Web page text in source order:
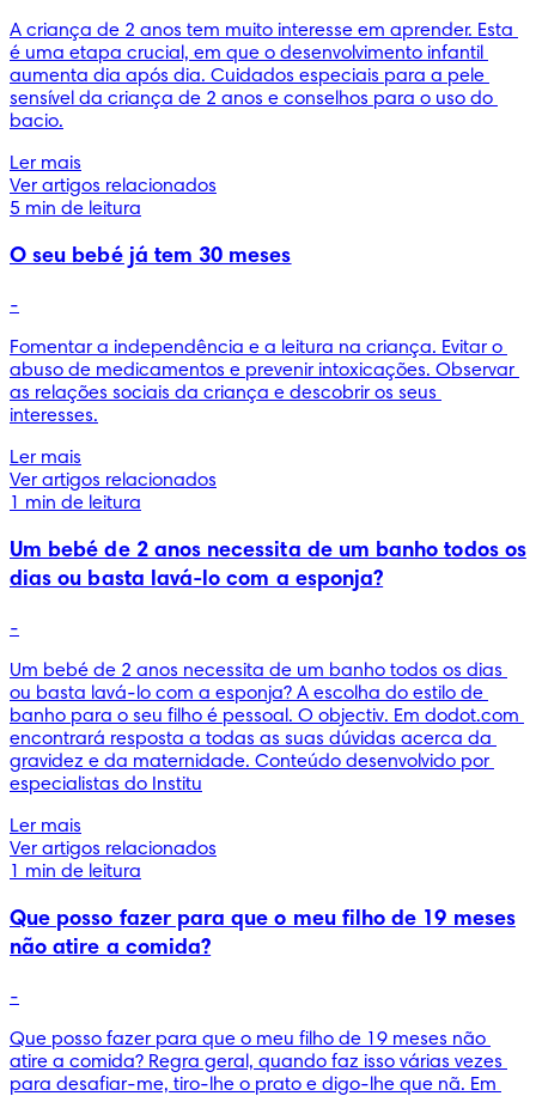
A criança de 2 anos tem muito interesse em aprender. Esta
é uma etapa crucial, em que o desenvolvimento infantil
aumenta dia após dia. Cuidados especiais para a pele
sensível da criança de 2 anos e conselhos para o uso do
bacio.
Ler mais
Ver artigos relacionados
5 min de leitura
O seu bebé já tem 30 meses
-
Fomentar a independência e a leitura na criança. Evitar o
abuso de medicamentos e prevenir intoxicações. Observar
as relações sociais da criança e descobrir os seus
interesses.
Ler mais
Ver artigos relacionados
1 min de leitura
Um bebé de 2 anos necessita de um banho todos os
dias ou basta lavá-lo com a esponja?
-
Um bebé de 2 anos necessita de um banho todos os dias
ou basta lavá-lo com a esponja? A escolha do estilo de
banho para o seu filho é pessoal. O objectiv. Em dodot.com
encontrará resposta a todas as suas dúvidas acerca da
gravidez e da maternidade. Conteúdo desenvolvido por
especialistas do Institu
Ler mais
Ver artigos relacionados
1 min de leitura
Que posso fazer para que o meu filho de 19 meses
não atire a comida?
-
Que posso fazer para que o meu filho de 19 meses não
atire a comida? Regra geral, quando faz isso várias vezes
para desafiar-me, tiro-lhe o prato e digo-lhe que nã. Em